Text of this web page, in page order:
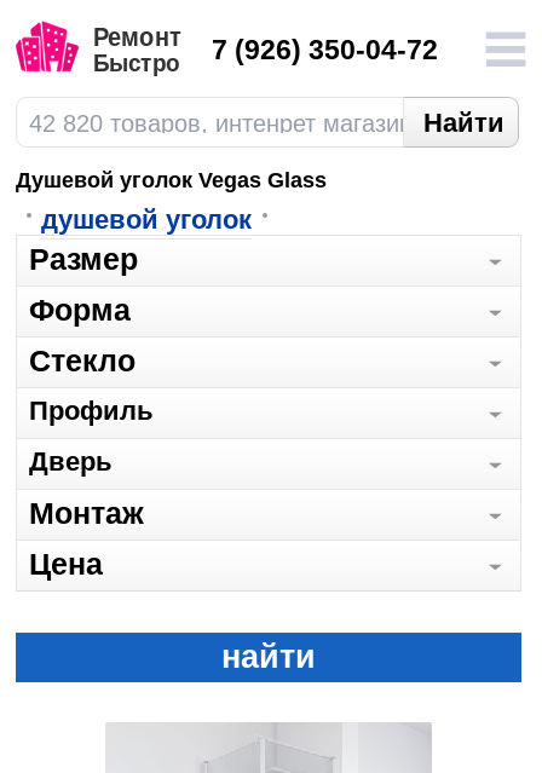
7 (926) 350-04-72
Душевой уголок Vegas Glass
душевой уголок
Размер
Форма
Стекло
Профиль
Дверь
Монтаж
Цена
найти